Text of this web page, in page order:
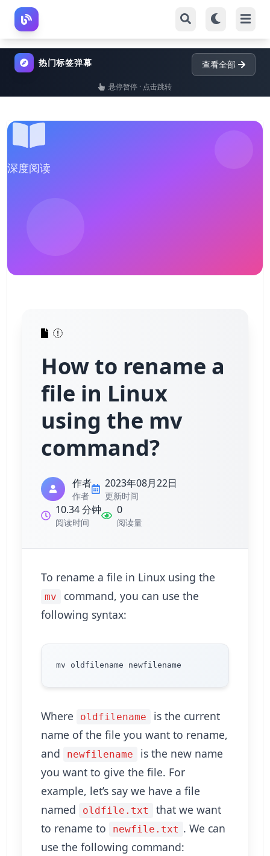
热门标签弹幕 查看全部
悬停暂停 · 点击跳转
深度阅读
How to rename a
file in Linux
using the mv
command?
作者
作者
2023年08月22日
更新时间
10.34 分钟
阅读时间
0
阅读量
To rename a file in Linux using the
mv
command, you can use the
following syntax:
Where oldfilename
is the current
name of the file you want to rename,
and
newfilename
is the new name
you want to give the file. For
example, let’s say we have a file
named
oldfile.txt
that we want
to rename to
newfile.txt . We can
use the following command: